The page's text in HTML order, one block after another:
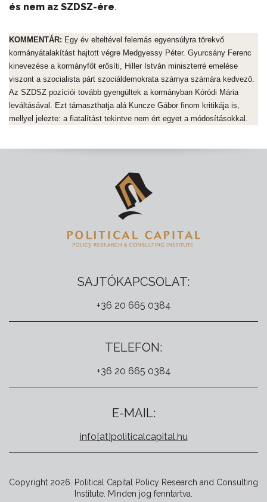
és nem az SZDSZ-ére.
KOMMENTÁR: Egy év elteltével felemás egyensúlyra törekvő
kormányátalakítást hajtott végre Medgyessy Péter. Gyurcsány Ferenc
kinevezése a kormányfőt erősíti, Hiller István miniszterré emelése
viszont a szocialista párt szociáldemokrata szárnya számára kedvező.
Az SZDSZ pozíciói tovább gyengültek a kormányban Kóródi Mária
leváltásával. Ezt támaszthatja alá Kuncze Gábor finom kritikája is,
mellyel jelezte: a fiatalítást tekintve nem ért egyet a módosításokkal.
SAJTÓKAPCSOLAT:
+36 20 665 0384
TELEFON:
+36 20 665 0384
E-MAIL:
info[at]politicalcapital.hu
Copyright 2026. Political Capital Policy Research and Consulting
Institute. Minden jog fenntartva.